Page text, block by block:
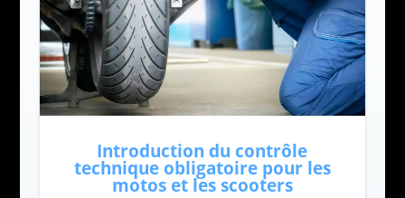
Introduction du contrôle
technique obligatoire pour les
motos et les scooters